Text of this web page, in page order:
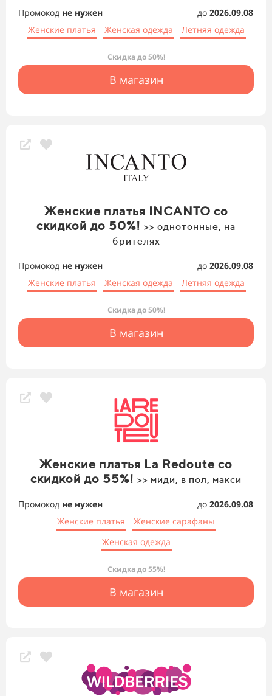
Промокод не нужен до 2026.09.08
Женские платья
Женская одежда Летняя одежда
Скидка до 50%!
В магазин
Женские платья INCANTO со
скидкой до 50%! >> однотонные, на
брителях
Промокод не нужен до 2026.09.08
Женские платья
Женская одежда Летняя одежда
Скидка до 50%!
В магазин
Женские платья La Redoute со
скидкой до 55%! >> миди, в пол, макси
Промокод не нужен до 2026.09.08
Женские платья
Женские сарафаны
Женская одежда
Скидка до 55%!
В магазин